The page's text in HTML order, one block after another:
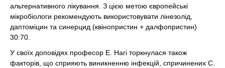
альтернативного лікування. З цією метою європейські
мікробіологи рекомендують використовувати лінезолід,
даптоміцин та синерцид (квінопристин + далфопристин)
30:70.
У своїх доповідях професор Е. Нагі торкнулася також
факторів, що сприяють виникненню інфекцій, спричинених C.